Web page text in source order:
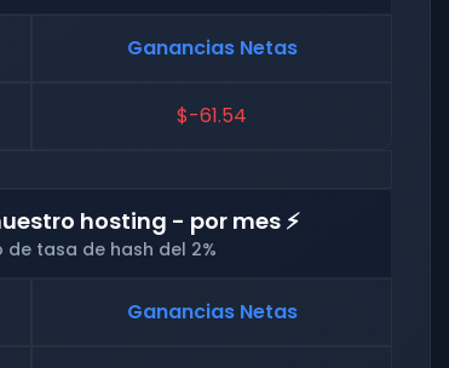
Ganancias Netas
$-61.54
hosting - por mes ⚡
de tasa de hash del 2%
Ganancias Netas